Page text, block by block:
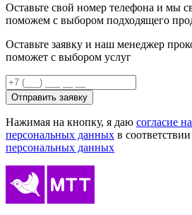
Оставьте свой номер телефона и мы
поможем с выбором подходящего
Оставьте заявку и наш менеджер
поможет с выбором услуг
Отправить заявку
Нажимая на кнопку, я даю согласие
персональных данных в
персональных данных